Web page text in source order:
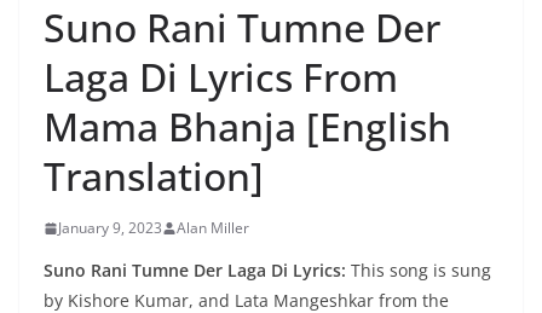
Suno Rani Tumne Der
Laga Di Lyrics From
Mama Bhanja [English
Translation]
January 9, 2023 Alan Miller
Suno Rani Tumne Der Laga Di Lyrics: This song is sung
by Kishore Kumar, and Lata Mangeshkar from the